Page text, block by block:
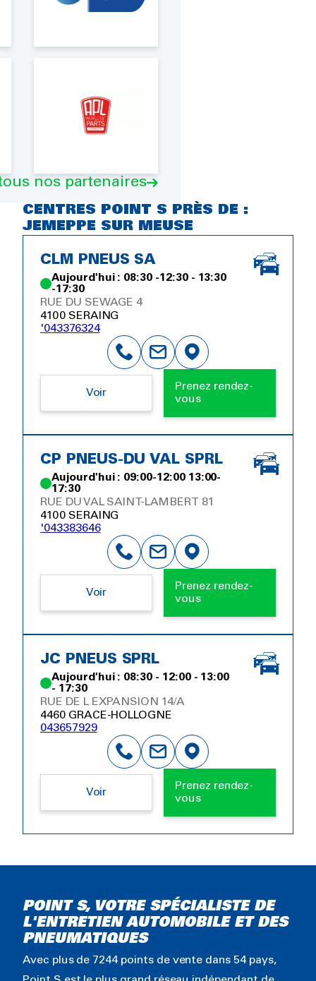
nos partenaires
CENTRES POINT S PRÈS DE :
JEMEPPE SUR MEUSE
CLM PNEUS SA
Aujourd'hui : 08:30 -12:30 - 13:30
-17:30
RUE DU SEWAGE 4
4100 SERAING
'043376324
Voir
Prenez rendez-
vous
CP PNEUS-DU VAL SPRL
Aujourd'hui : 09:00-12:00 13:00-
17:30
RUE DU VAL SAINT-LAMBERT 81
4100 SERAING
'043383646
Voir
Prenez rendez-
vous
JC PNEUS SPRL
Aujourd'hui : 08:30 - 12:00 - 13:00
- 17:30
RUE DE L EXPANSION 14/A
4460 GRACE-HOLLOGNE
043657929
Voir
Prenez rendez-
vous
POINT S, VOTRE SPÉCIALISTE DE
L'ENTRETIEN AUTOMOBILE ET DES
PNEUMATIQUES
Avec plus de 7244 points de vente dans 54 pays,